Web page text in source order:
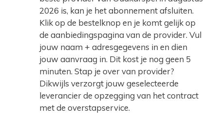
2026 is, kan je het abonnement afsluiten.
Klik op de bestelknop en je komt gelijk op
de aanbiedingspagina van de provider. Vul
jouw naam + adresgegevens in en dien
jouw aanvraag in. Dit kost je nog geen 5
minuten. Stap je over van provider?
Dikwijls verzorgt jouw geselecteerde
leverancier de opzegging van het contract
met de overstapservice.